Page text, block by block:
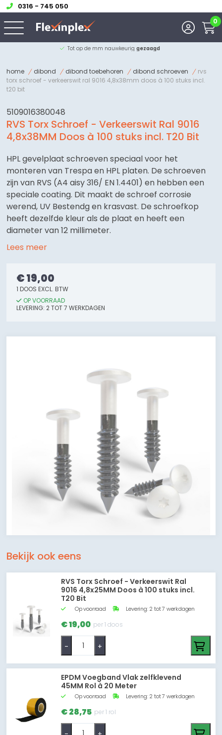
0316 - 745 050
0
Advies van onzeexperts
home dibond dibond toebehoren dibond schroeven
rvs
torx schroef - verkeerswit ral 9016 4,8x38mm doos à 100 stuks incl.
t20 bit
5109016380048
RVS Torx Schroef - Verkeerswit Ral 9016
4,8x38MM Doos à 100 stuks incl. T20 Bit
HPL gevelplaat schroeven speciaal voor het
monteren van Trespa en HPL platen. De schroeven
zijn van RVS (A4 aisy 316/ EN 1.4401) en hebben een
speciale coating. Dit maakt de schroef corrosie
werend, UV Bestendg en krasvast. De schroefkop
heeft dezelfde kleur als de plaat en heeft een
diameter van 12 millimeter.
Lees meer
€ 19,00
1 DOOS EXCL. BTW
OP VOORRAAD
LEVERING: 2 TOT 7 WERKDAGEN
Bekijk ook eens
RVS Torx Schroef - Verkeerswit Ral
9016 4,8x25MM Doos à 100 stuks incl.
T20 Bit
Op voorraad Levering: 2 tot 7 werkdagen
€ 19,00 per 1 doos
- +
EPDM Voegband Vlak zelfklevend
45MM Rol à 20 Meter
Op voorraad Levering: 2 tot 7 werkdagen
€ 28,75 per 1 rol